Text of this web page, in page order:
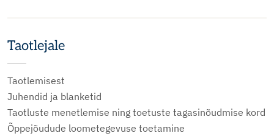
Taotlejale
Taotlemisest
Juhendid ja blanketid
Taotluste menetlemise ning toetuste tagasinõudmise kord
Õppejõudude loometegevuse toetamine